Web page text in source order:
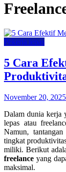
Pekerja lepas
5 Cara
November 20, 2025
Dalam dunia kerja
lepas atau
Namun,
tingkat
miliki. Berikut
freelance yang
maksimal.